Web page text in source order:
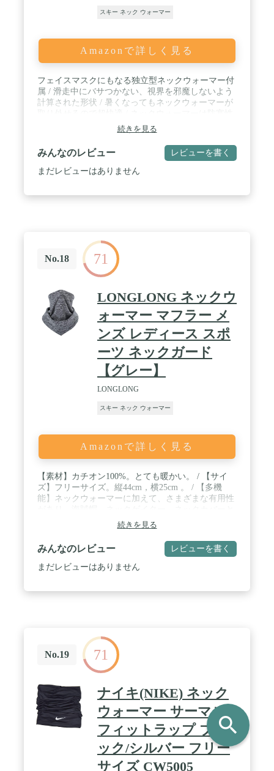
スキー ネック ウォーマー
Amazonで詳しく見る
フェイスマスクにもなる独立型ネックウォーマー付
属 / 滑走中にバサつかない、視界を邪魔しないよう
計算された形状 / 暑くなってもネックウォーマーが
に優れ、肌触りが良く伸縮性抜群の高性能！ / フー
ド本体はあえて若干薄めに設計、密着度が高い為十
分あたたかい / ストリートファッションに融合する
スタイリッシュなデザイン
続きを見る
みんなのレビュー レビューを書く
まだレビューはありません
No.18 71
LONGLONG ネックウ
ォーマー マフラー メ
ンズ レディース スポ
ーツ ネックガード
【グレー】
LONGLONG
スキー ネック ウォーマー
Amazonで詳しく見る
【素材】カチオン100%。とても暖かい。 / 【サイ
ズ】フリーサイズ。縦44cm，横25cm 。 / 【多機
能】ネックウォーマーに加えて、さまざまな有用性
しても使用できます。 / 【高度な縫製】4本の針、6
つの糸、耐久性が良い、バラバラにならない。長期
間使用できます。絶妙な縫製で、肌に不快感を与え
ません。 / 【品質ネックウォーマー】私たちは自社
の工場ですべての製品を高度な機械で生産していま
続きを見る
みんなのレビュー レビューを書く
まだレビューはありません
No.19 71
ナイキ(NIKE) ネック
ウォーマー サーマル
フィットラップ ブラ
ック/シルバー フリー
サイズ CW5005
search